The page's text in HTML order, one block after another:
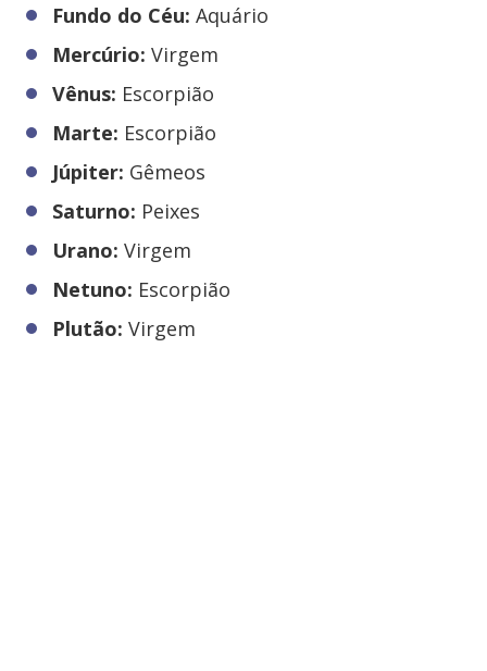
Fundo do Céu: Aquário
Mercúrio: Virgem
Vênus: Escorpião
Marte: Escorpião
Júpiter: Gêmeos
Saturno: Peixes
Urano: Virgem
Netuno: Escorpião
Plutão: Virgem